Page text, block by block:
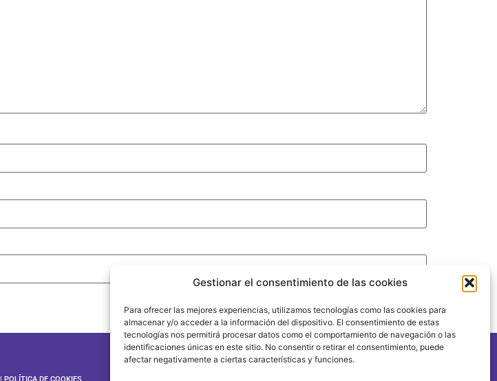
Gestionar el consentimiento de las cookies
Para ofrecer las mejores experiencias, utilizamos tecnologías como las cookies para
almacenar y/o acceder a la información del dispositivo. El consentimiento de estas
tecnologías nos permitirá procesar datos como el comportamiento de navegación o las
identificaciones únicas en este sitio. No consentir o retirar el consentimiento, puede
afectar negativamente a ciertas características y funciones.
|POLÍTICA DE COOKIES